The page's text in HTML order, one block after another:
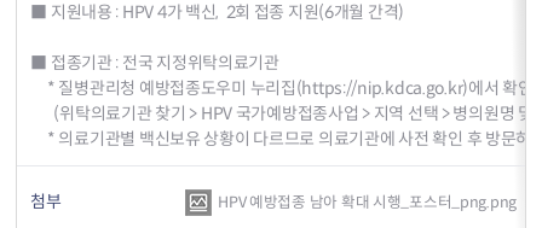
■ 지원내용 : HPV 4가 백신, 2회 접종 지원(6개월 간격)
■ 접종기관 : 전국 지정위탁의료기관
* 질병관리청 예방접종도우미 누리집(https://nip.kdca.go.kr)에서 확인
(위탁의료기관 찾기 > HPV 국가예방접종사업 > 지역 선택 > 병의원명 및
* 의료기관별 백신보유 상황이 다르므로 의료기관에 사전 확인 후 방문하
첨부 HPV 예방접종 남아 확대 시행_포스터_png.png